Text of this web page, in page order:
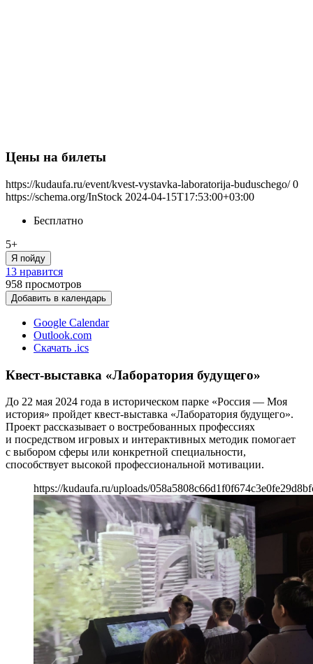
Цены на билеты
https://kudaufa.ru/event/kvest-vystavka-laboratorija-buduschego/ 0
https://schema.org/InStock 2024-04-15T17:53:00+03:00
Бесплатно
5+
Я пойду
13 нравится
958 просмотров
Добавить в календарь
Google Calendar
Outlook.com
Скачать .ics
Квест-выставка «Лаборатория будущего»
До 22 мая 2024 года в историческом парке «Россия — Моя
история» пройдет квест-выставка «Лаборатория будущего».
Проект рассказывает о востребованных профессиях
и посредством игровых и интерактивных методик помогает
с выбором сферы или конкретной специальности,
способствует высокой профессиональной мотивации.
https://kudaufa.ru/uploads/